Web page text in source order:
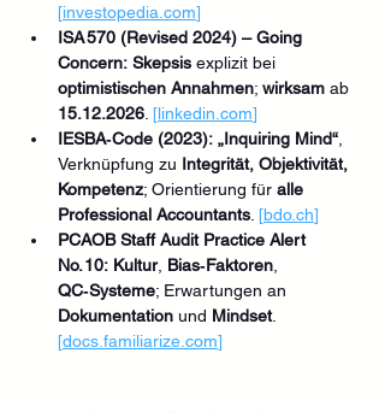
[investopedia.com]
ISA 570 (Revised 2024) – Going
Concern: Skepsis explizit bei
optimistischen Annahmen; wirksam ab
15.12.2026 [linkedin.com]
IESBA‑Code (2023): „Inquiring Mind“
Verknüpfung zu Integrität, Objektivität,
Kompetenz; Orientierung für alle
Professional Accountants [bdo.ch]
PCAOB Staff Audit Practice Alert
No. 10: Kultur, Bias‑Faktoren
QC‑Systeme; Erwartungen an
Dokumentation und Mindset.
[docs.familiarize.com]